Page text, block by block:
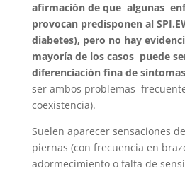
afirmación de que algunas
provocan predisponen al
diabetes), pero no hay
mayoría de los casos puede
diferenciación fina de síntomas
ser ambos problemas
coexistencia).
Suelen aparecer sensaciones
piernas (con frecuencia en
adormecimiento o falta de